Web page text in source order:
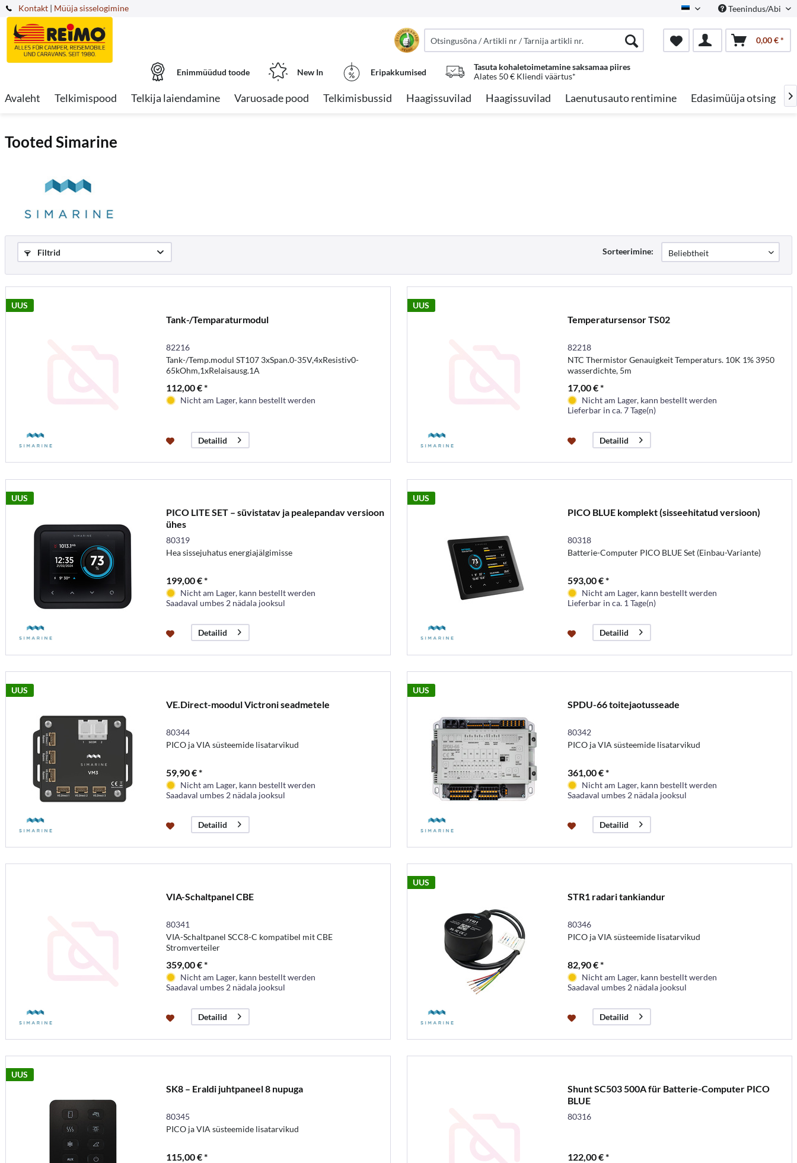
Kontakt Estonian Teenindus/Abi
| Müüja sisselogimine
0,00 € *
Enimmüüdud toode New In Eripakkumised
Tasuta kohaletoimetamine saksamaa piires
Alates 50 € Kliendi väärtus*
Avaleht Telkimispood Telkija laiendamine Varuosade pood Telkimisbussid Haagissuvilad Haagissuvilad Laenutusauto rentimine Edasimüüja otsing 
Tooted Simarine
Filtrid Sorteerimine:
UUS
Tank-/Temparaturmodul
82216
Tank-/Temp.modul ST107 3xSpan.0-35V,4xResistiv0-
65kOhm,1xRelaisausg.1A
112,00 € *
Nicht am Lager, kann bestellt werden
Detailid
UUS
Temperatursensor TS02
82218
NTC Thermistor Genauigkeit Temperaturs. 10K 1% 3950
wasserdichte, 5m
17,00 € *
Nicht am Lager, kann bestellt werden
Lieferbar in ca. 7 Tage(n)
Detailid
UUS
PICO LITE SET – süvistatav ja pealepandav versioon
ühes
80319
Hea sissejuhatus energiajälgimisse
199,00 € *
Nicht am Lager, kann bestellt werden
Saadaval umbes 2 nädala jooksul
Detailid
UUS
PICO BLUE komplekt (sisseehitatud versioon)
80318
Batterie-Computer PICO BLUE Set (Einbau-Variante)
593,00 € *
Nicht am Lager, kann bestellt werden
Lieferbar in ca. 1 Tage(n)
Detailid
UUS
VE.Direct-moodul Victroni seadmetele
80344
PICO ja VIA süsteemide lisatarvikud
59,90 € *
Nicht am Lager, kann bestellt werden
Saadaval umbes 2 nädala jooksul
Detailid
UUS
SPDU-66 toitejaotusseade
80342
PICO ja VIA süsteemide lisatarvikud
361,00 € *
Nicht am Lager, kann bestellt werden
Saadaval umbes 2 nädala jooksul
Detailid
VIA-Schaltpanel CBE
80341
VIA-Schaltpanel SCC8-C kompatibel mit CBE
Stromverteiler
359,00 € *
Nicht am Lager, kann bestellt werden
Saadaval umbes 2 nädala jooksul
Detailid
UUS
STR1 radari tankiandur
80346
PICO ja VIA süsteemide lisatarvikud
82,90 € *
Nicht am Lager, kann bestellt werden
Saadaval umbes 2 nädala jooksul
Detailid
UUS
SK8 – Eraldi juhtpaneel 8 nupuga
80345
PICO ja VIA süsteemide lisatarvikud
115,00 € *
Shunt SC503 500A für Batterie-Computer PICO
BLUE
80316
122,00 € *